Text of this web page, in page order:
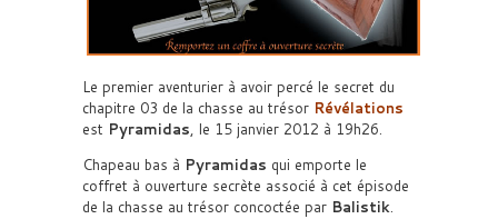
Le premier aventurier à avoir percé le secret du
chapitre 03 de la chasse au trésor Révélations
est Pyramidas, le 15 janvier 2012 à 19h26.
Chapeau bas à Pyramidas qui emporte le
coffret à ouverture secrète associé à cet épisode
de la chasse au trésor concoctée par Balistik.